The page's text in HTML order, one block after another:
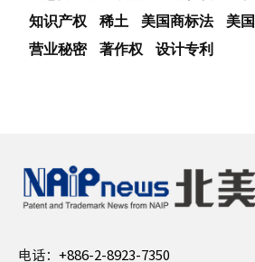
知识产权
稀土 美国商标法 美
营业秘密
著作权 设计专利
电话： +886-2-8923-7350